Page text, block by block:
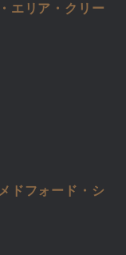
エリア・クリー
ドフォード・シ